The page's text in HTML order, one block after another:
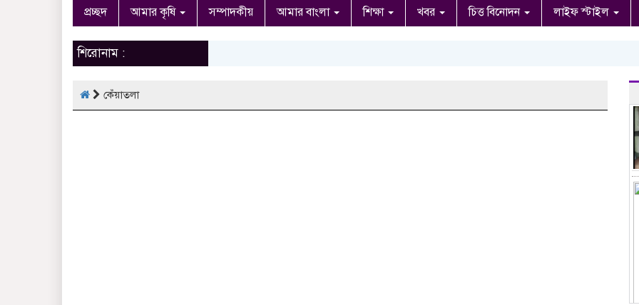
প্রচ্ছদ আমার কৃষি সম্পাদকীয় আমার বাংলা শিক্ষা খবর চিত্ত বিনোদন লাইফ স্টাইল
শিরোনাম :
কেঁয়াতলা